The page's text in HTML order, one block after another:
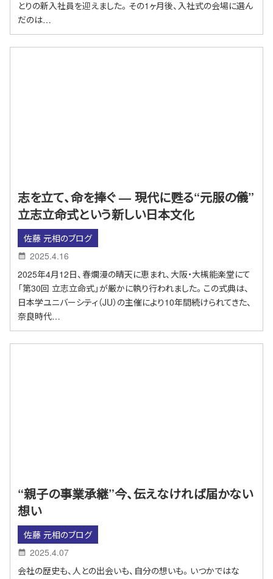
とりの新入社員を迎えました。その1ヶ月後、入社式の会場に選ん
だのは…
志を立て、命を捧ぐ ― 現代に甦る“元服の儀”
立志立命式という新しい日本文化
佐藤 元相のブログ
2025.4.16
2025年4月12日、春爛漫の晴天に恵まれ、大阪・大槻能楽堂にて
「第30回 立志立命式」が厳かに執り行われました。この式典は、
日本学ユニバーシティ（JU）の主催により10年間続けられてきた、
奈良時代…
“親子の事業承継”今、伝えなければ届かない
想い
佐藤 元相のブログ
2025.4.07
会社の歴史も、人との出会いも、自分の想いも。いつかではな